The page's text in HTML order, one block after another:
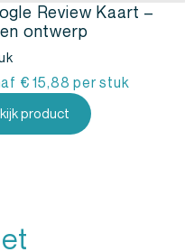
Review Kaart –
ontwerp
€ 15,88per stuk
product